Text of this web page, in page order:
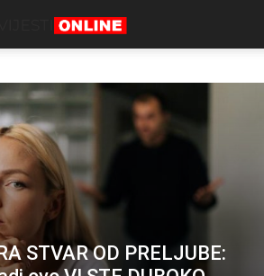
STVAR OD PRELJUBE: